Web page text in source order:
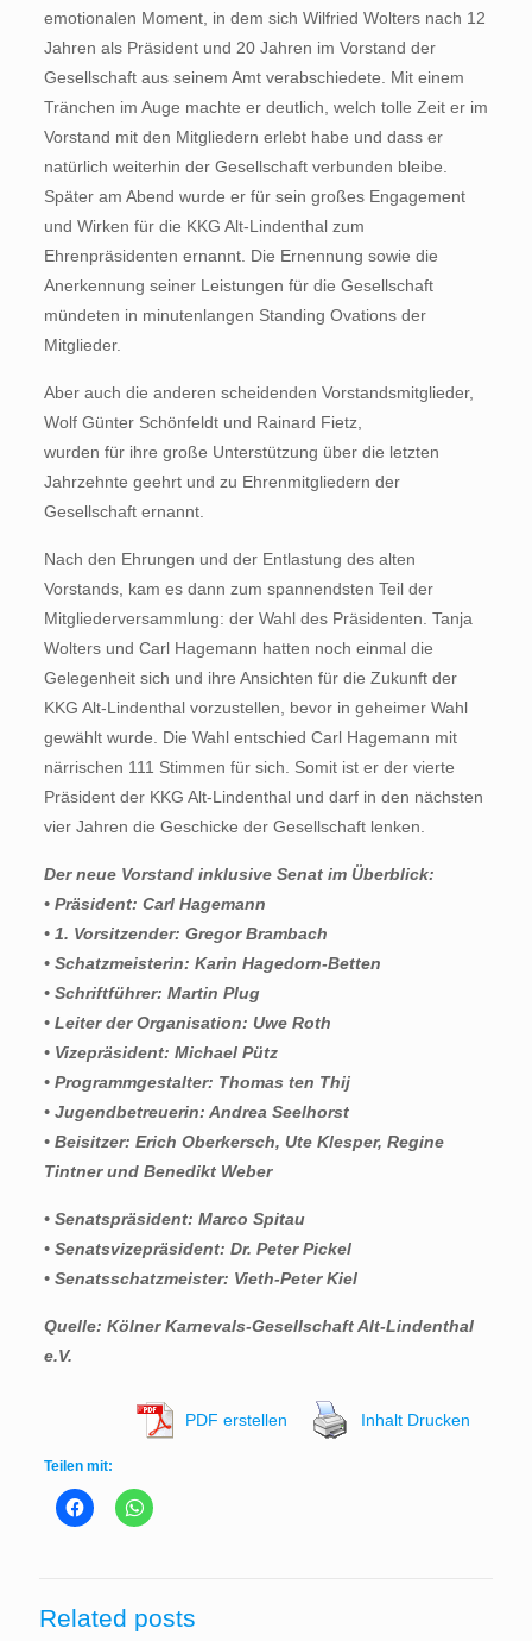
emotionalen Moment, in dem sich Wilfried Wolters nach 12
Jahren als Präsident und 20 Jahren im Vorstand der
Gesellschaft aus seinem Amt verabschiedete. Mit einem
Tränchen im Auge machte er deutlich, welch tolle Zeit er im
Vorstand mit den Mitgliedern erlebt habe und dass er
natürlich weiterhin der Gesellschaft verbunden bleibe.
Später am Abend wurde er für sein großes Engagement
und Wirken für die KKG Alt-Lindenthal zum
Ehrenpräsidenten ernannt. Die Ernennung sowie die
Anerkennung seiner Leistungen für die Gesellschaft
mündeten in minutenlangen Standing Ovations der
Mitglieder.
Aber auch die anderen scheidenden Vorstandsmitglieder,
Wolf Günter Schönfeldt und Rainard Fietz,
wurden für ihre große Unterstützung über die letzten
Jahrzehnte geehrt und zu Ehrenmitgliedern der
Gesellschaft ernannt.
Nach den Ehrungen und der Entlastung des alten
Vorstands, kam es dann zum spannendsten Teil der
Mitgliederversammlung: der Wahl des Präsidenten. Tanja
Wolters und Carl Hagemann hatten noch einmal die
Gelegenheit sich und ihre Ansichten für die Zukunft der
KKG Alt-Lindenthal vorzustellen, bevor in geheimer Wahl
gewählt wurde. Die Wahl entschied Carl Hagemann mit
närrischen 111 Stimmen für sich. Somit ist er der vierte
Präsident der KKG Alt-Lindenthal und darf in den nächsten
vier Jahren die Geschicke der Gesellschaft lenken.
Der neue Vorstand inklusive Senat im Überblick:
• Präsident: Carl Hagemann
• 1. Vorsitzender: Gregor Brambach
• Schatzmeisterin: Karin Hagedorn-Betten
• Schriftführer: Martin Plug
• Leiter der Organisation: Uwe Roth
• Vizepräsident: Michael Pütz
• Programmgestalter: Thomas ten Thij
• Jugendbetreuerin: Andrea Seelhorst
• Beisitzer: Erich Oberkersch, Ute Klesper, Regine
Tintner und Benedikt Weber
• Senatspräsident: Marco Spitau
• Senatsvizepräsident: Dr. Peter Pickel
• Senatsschatzmeister: Vieth-Peter Kiel
Quelle: Kölner Karnevals-Gesellschaft Alt-Lindenthal
e.V.
PDF erstellen Inhalt Drucken
Teilen mit:
Related posts